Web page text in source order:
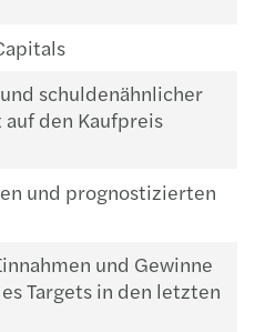
schuldenähnlicher
den Kaufpreis
und prognostizierten
und Gewinne
Targets in den letzten